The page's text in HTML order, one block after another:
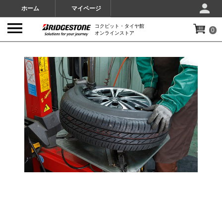
ホーム マイページ
コクピット・タイヤ館
オンラインストア
0